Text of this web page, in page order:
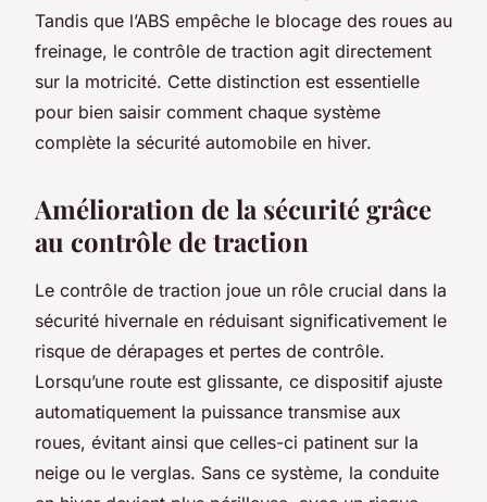
Tandis que l’ABS empêche le blocage des roues au
freinage, le contrôle de traction agit directement
sur la motricité. Cette distinction est essentielle
pour bien saisir comment chaque système
complète la sécurité automobile en hiver.
Amélioration de la sécurité grâce
au contrôle de traction
Le contrôle de traction joue un rôle crucial dans la
sécurité hivernale en réduisant significativement le
risque de dérapages et pertes de contrôle.
Lorsqu’une route est glissante, ce dispositif ajuste
automatiquement la puissance transmise aux
roues, évitant ainsi que celles-ci patinent sur la
neige ou le verglas. Sans ce système, la conduite